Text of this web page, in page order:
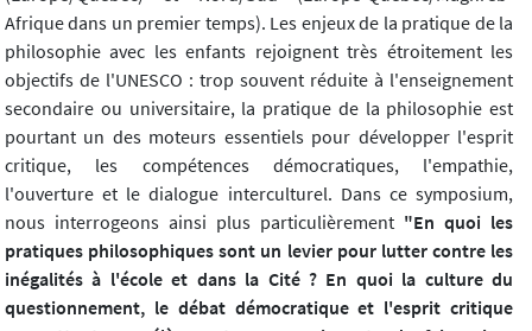
Afrique dans un premier temps). Les enjeux de la pratique de la
philosophie avec les enfants rejoignent très étroitement les
objectifs de l'UNESCO : trop souvent réduite à l'enseignement
secondaire ou universitaire, la pratique de la philosophie est
pourtant un des moteurs essentiels pour développer l'esprit
critique, les compétences démocratiques, l'empathie,
l'ouverture et le dialogue interculturel. Dans ce symposium,
nous interrogeons ainsi plus particulièrement "En quoi les
pratiques philosophiques sont un levier pour lutter contre les
inégalités à l'école et dans la Cité ? En quoi la culture du
questionnement, le débat démocratique et l'esprit critique